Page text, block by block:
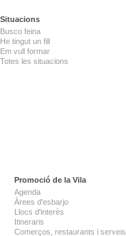
Situacions
Busco feina
He tingut un fill
Em vull formar
Totes les situacions
Promoció de la Vila
Agenda
Àrees d'esbarjo
Llocs d'interès
Itineraris
Comerços, restaurants i serveis